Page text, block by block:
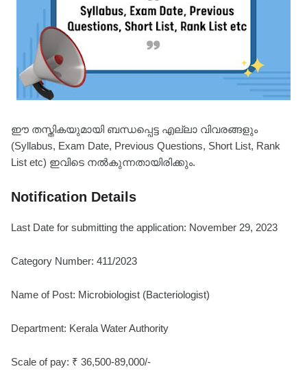
ഈ തസ്തികയുമായി ബന്ധപ്പെട്ട എല്ലാ വിവരങ്ങളും
(Syllabus, Exam Date, Previous Questions, Short List, Rank
List etc) ഇവിടെ നൽകുന്നതായിരിക്കും.
Notification Details
Last Date for submitting the application: November 29, 2023
Category Number: 411/2023
Name of Post: Microbiologist (Bacteriologist)
Department: Kerala Water Authority
Scale of pay: ₹ 36,500-89,000/-